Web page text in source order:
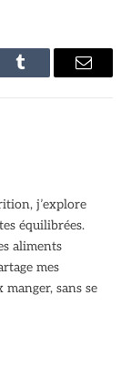
Tumblr Email
j’explore
équilibrées.
aliments
mes
sans se